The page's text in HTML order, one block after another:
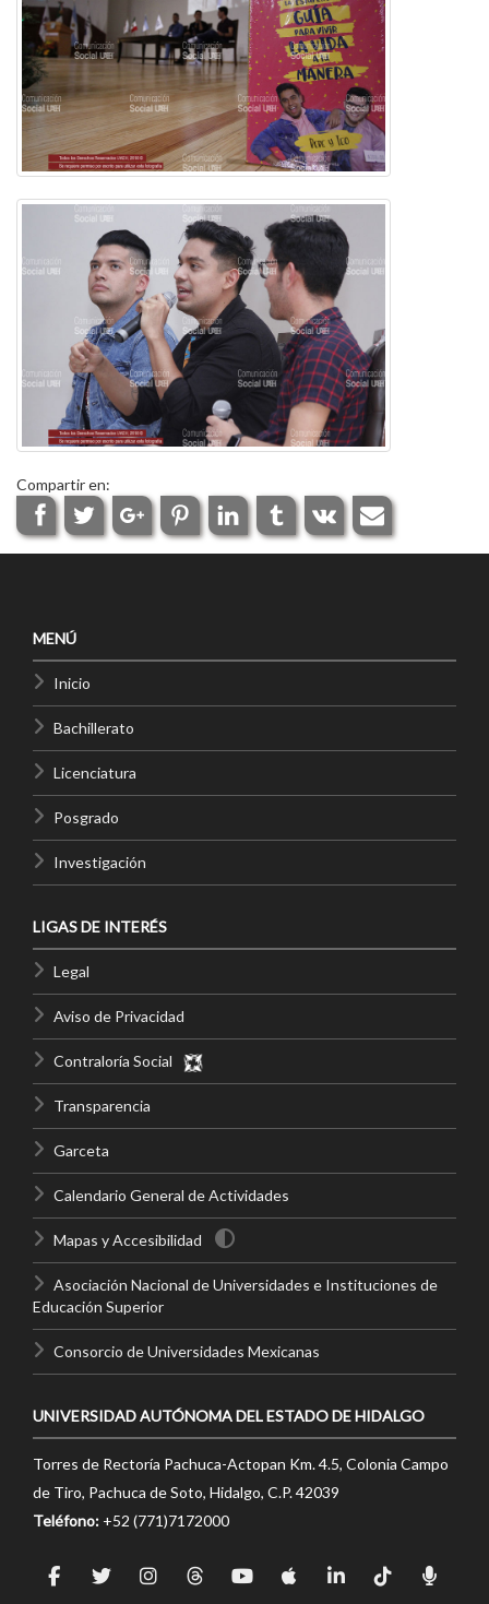
Compartir en:
MENÚ
Inicio
Bachillerato
Licenciatura
Posgrado
Investigación
LIGAS DE INTERÉS
Legal
Aviso de Privacidad
Contraloría Social
Transparencia
Garceta
Calendario General de Actividades
Mapas y Accesibilidad
Asociación Nacional de Universidades e Instituciones de
Educación Superior
Consorcio de Universidades Mexicanas
UNIVERSIDAD AUTÓNOMA DEL ESTADO DE HIDALGO
Torres de Rectoría Pachuca-Actopan Km. 4.5, Colonia Campo
de Tiro, Pachuca de Soto, Hidalgo, C.P. 42039
Teléfono: +52 (771)7172000